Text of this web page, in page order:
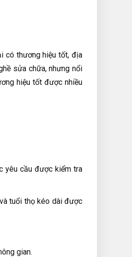
có thương hiệu tốt, địa
sửa chữa, nhưng nổi
hiệu tốt được nhiều
yêu cầu được kiểm tra
tuổi thọ kéo dài được
gian.